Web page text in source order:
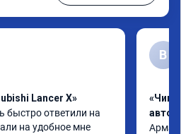
Lancer X»
быстро ответили на
на удобное мне
В
«Чип
Арман